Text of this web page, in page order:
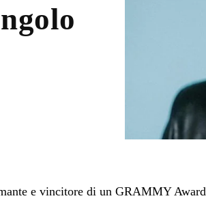
e vincitore di un GRAMMY